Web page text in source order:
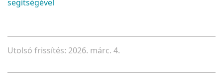
segítségével
Utolsó frissítés: 2026. márc. 4.